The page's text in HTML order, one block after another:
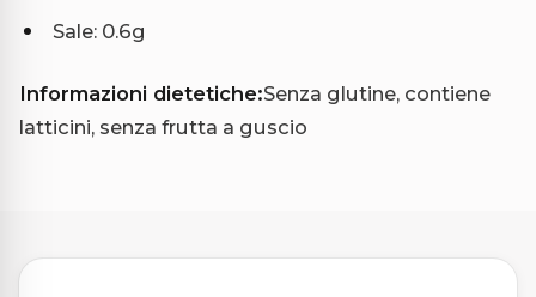
Sale: 0.6g
Informazioni dietetiche:Senza glutine, contiene
latticini, senza frutta a guscio